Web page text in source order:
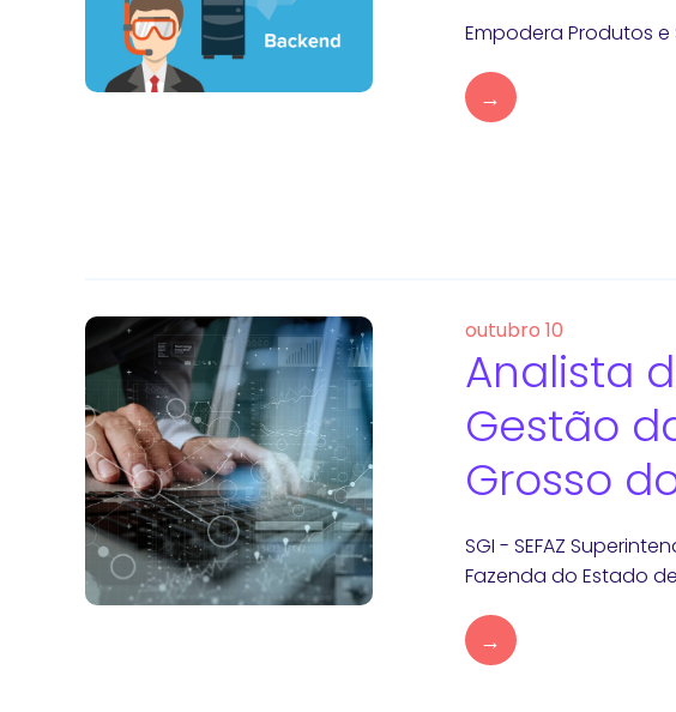
Empodera Produtos e
→
outubro 10
Analista
Gestão
Grosso
SGI - SEFAZ
Fazenda do Estado
→